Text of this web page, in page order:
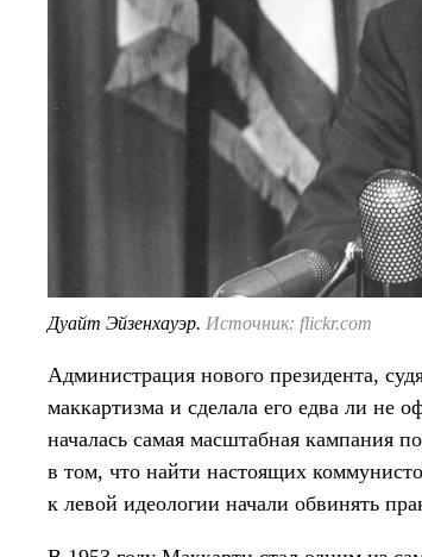
Дуайт Эйзенхауэр. Источник: flickr.com
Администрация нового президента,
маккартизма и сделала его едва ли
началась самая масштабная кампания
в том, что найти настоящих
к левой идеологии начали обвинять